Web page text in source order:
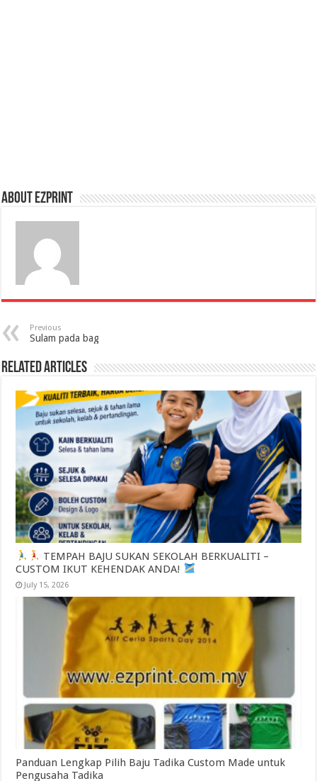
About Ezprint
Previous
Sulam pada bag
Related Articles
TEMPAH BAJU SUKAN SEKOLAH BERKUALITI –
CUSTOM IKUT KEHENDAK ANDA!
July 15, 2026
Panduan Lengkap Pilih Baju Tadika Custom Made untuk
Pengusaha Tadika